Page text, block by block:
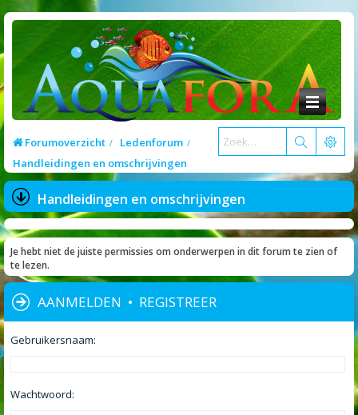
Forumoverzicht
Ledenforum
Handleidingen en omschrijvingen
Handleidingen en omschrijvingen
Je hebt niet de juiste permissies om onderwerpen in dit forum te zien of
te lezen.
AANMELDEN • REGISTREER
Gebruikersnaam:
Wachtwoord: